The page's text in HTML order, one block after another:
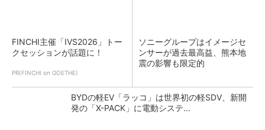
FINCHI主催「IVS2026」トー
クセッションが話題に！
PR(FINCHI on GOETHE)
ソニーグループはイメージセ
ンサーが過去最高益、熊本地
震の影響も限定的
BYDの軽EV「ラッコ」は世界初の軽SDV、新開
発の「X-PACK」に電動システ...